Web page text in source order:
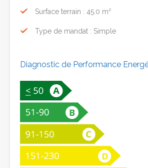
Surface terrain : 45.0 m²
Type de mandat : Simple
Diagnostic de Performance